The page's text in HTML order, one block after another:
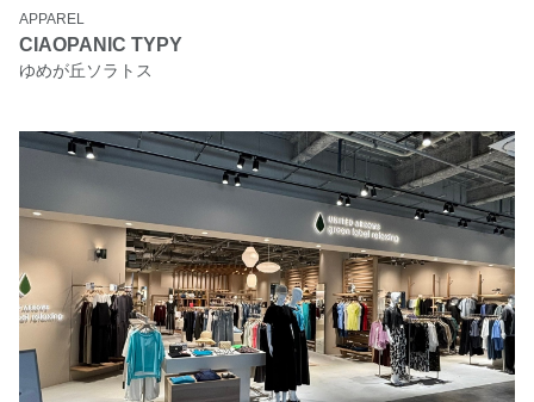
APPAREL
CIAOPANIC TYPY
ゆめが丘ソラトス